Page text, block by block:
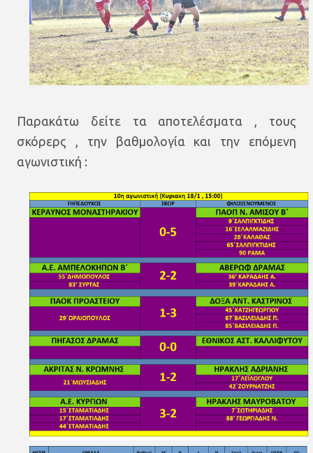
Παρακάτω δείτε τα αποτελέσματα , τους
σκόρερς , την βαθμολογία και την επόμενη
αγωνιστική :